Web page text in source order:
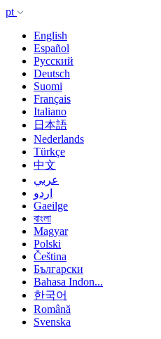
pt
English
Español
Русский
Deutsch
Suomi
Français
Italiano
日本語
Nederlands
Türkçe
中文
عربي
اردو
Gaeilge
বাংলা
Magyar
Polski
Čeština
Български
Bahasa Indon...
한국어
Română
Svenska